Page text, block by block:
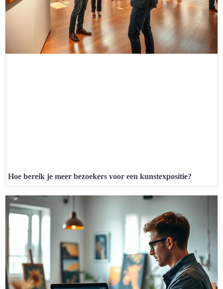
Hoe bereik je meer bezoekers voor een kunstexpositie?